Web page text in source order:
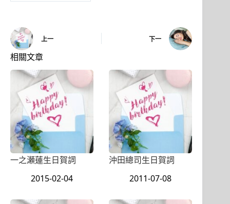
上一 下一
相關文章
一之瀬蓮生日賀詞
2015-02-04
沖田總司生日賀詞
2011-07-08